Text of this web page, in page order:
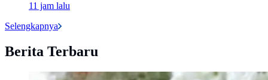
11 jam lalu
Selengkapnya
Berita Terbaru